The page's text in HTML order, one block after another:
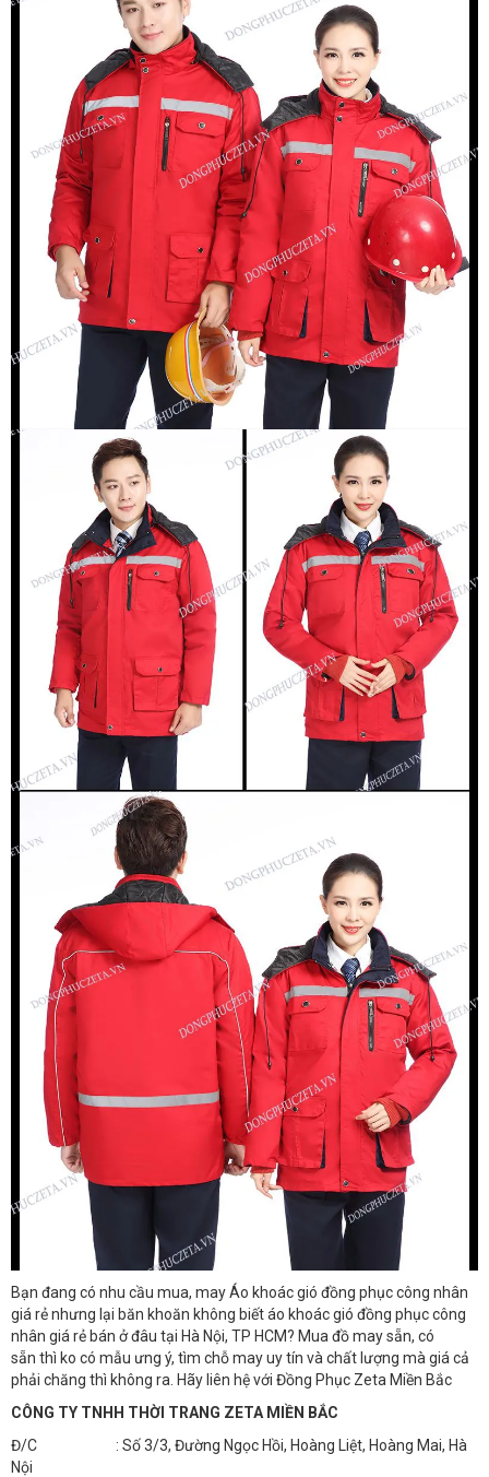
Bạn đang có nhu cầu mua, may Áo khoác gió đồng phục công nhân
giá rẻnhưng lại băn khoăn không biết áo khoác gió đồng phục công
nhân giá rẻ bán ở đâu tại Hà Nội, TP HCM? Mua đồ may sẵn, có
sẵn thì ko có mẫu ưng ý, tìm chỗ may uy tín và chất lượng mà giá cả
phải chăng thì không ra. Hãy liên hệ với Đồng Phục Zeta Miền Bắc
CÔNG TY TNHH THỜI TRANG ZETA MIỀN BẮC
Đ/C : Số 3/3, Đường Ngọc Hồi, Hoàng Liệt, Hoàng Mai, Hà
Nội